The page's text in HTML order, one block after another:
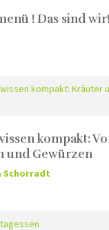
! Das sind
kompakt:
und Gewürzen
Schorradt